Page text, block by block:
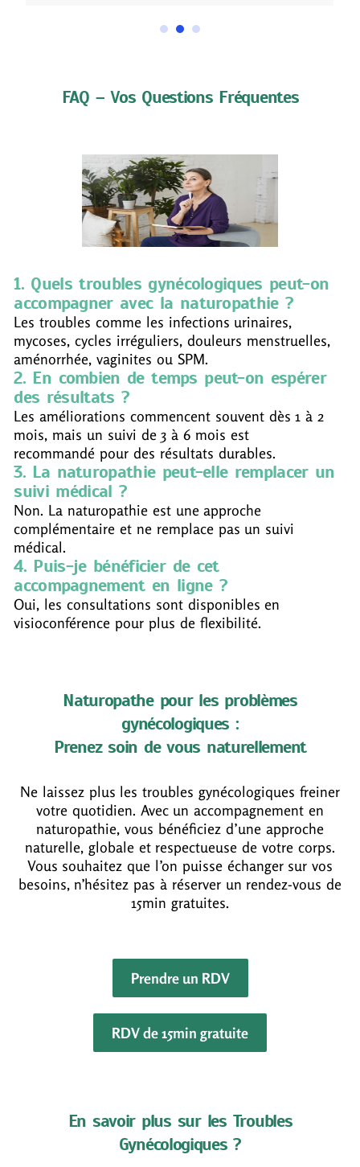
FAQ – Vos Questions Fréquentes
1. Quels troubles gynécologiques peut-on
accompagner avec la naturopathie ?
Les troubles comme les infections urinaires,
mycoses, cycles irréguliers, douleurs menstruelles,
aménorrhée, vaginites ou SPM.
2. En combien de temps peut-on espérer
des résultats ?
Les améliorations commencent souvent dès 1 à 2
mois, mais un suivi de 3 à 6 mois est
recommandé pour des résultats durables.
3. La naturopathie peut-elle remplacer un
suivi médical ?
Non. La naturopathie est une approche
complémentaire et ne remplace pas un suivi
médical.
4. Puis-je bénéficier de cet
accompagnement en ligne ?
Oui, les consultations sont disponibles en
visioconférence pour plus de flexibilité.
Naturopathe pour les problèmes
gynécologiques :
Prenez soin de vous naturellement
Ne laissez plus les troubles gynécologiques freiner
votre quotidien. Avec un accompagnement en
naturopathie, vous bénéficiez d’une approche
naturelle, globale et respectueuse de votre corps.
Vous souhaitez que l’on puisse échanger sur vos
besoins, n’hésitez pas à réserver un rendez-vous de
15min gratuites.
Prendre un RDV
RDV de 15min gratuite
En savoir plus sur les Troubles
Gynécologiques ?